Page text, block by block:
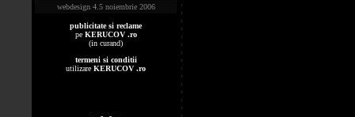
webdesign 4.5 noiembrie 2006
publicitate si reclame
pe KERUCOV .ro
(in curand)
termeni si conditii
utilizare KERUCOV .ro